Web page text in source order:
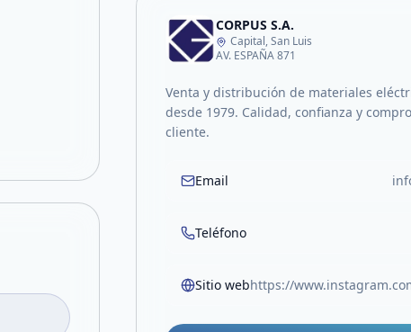
CORPUS S.A.
Capital, San Luis
AV. ESPAÑA 871
Venta y distribución de materiales
desde 1979. Calidad, confianza y
cliente.
Email
Teléfono
Sitio web